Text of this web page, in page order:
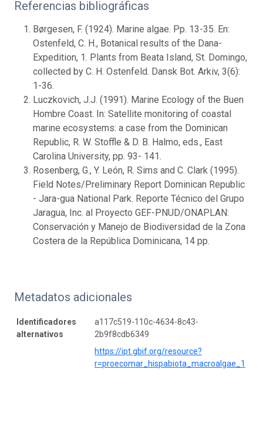
Referencias bibliográficas
Børgesen, F. (1924). Marine algae. Pp. 13-35. En:
Ostenfeld, C. H., Botanical results of the Dana-
Expedition, 1. Plants from Beata Island, St. Domingo,
collected by C. H. Ostenfeld. Dansk Bot. Arkiv, 3(6):
1-36.
Luczkovich, J.J. (1991). Marine Ecology of the Buen
Hombre Coast. In: Satellite monitoring of coastal
marine ecosystems: a case from the Dominican
Republic, R. W. Stoffle & D. B. Halmo, eds., East
Carolina University, pp. 93- 141.
Rosenberg, G., Y. León, R. Sims and C. Clark (1995).
Field Notes/Preliminary Report Dominican Republic
- Jara-gua National Park. Reporte Técnico del Grupo
Jaragua, Inc. al Proyecto GEF-PNUD/ONAPLAN:
Conservación y Manejo de Biodiversidad de la Zona
Costera de la República Dominicana, 14 pp.
Metadatos adicionales
Identificadores
alternativos
a117c519-110c-4634-8c43-
2b9f8cdb6349
https://ipt.gbif.org/resource?
r=proecomar_hispabiota_macroalgae_1